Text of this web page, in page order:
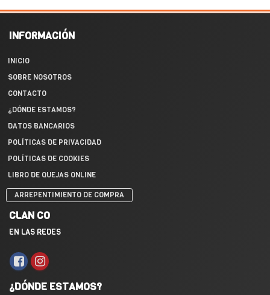
INFORMACIÓN
INICIO
SOBRE NOSOTROS
CONTACTO
¿DÓNDE ESTAMOS?
DATOS BANCARIOS
POLÍTICAS DE PRIVACIDAD
POLÍTICAS DE COOKIES
LIBRO DE QUEJAS ONLINE
ARREPENTIMIENTO DE COMPRA
CLAN CO
EN LAS REDES
¿DÓNDE ESTAMOS?